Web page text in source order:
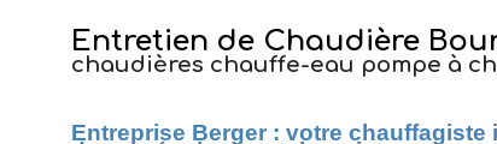
Entretien de Chaudière
chaudières chauffe-eau pompe à
Entreprise Berger : votre chauffagiste